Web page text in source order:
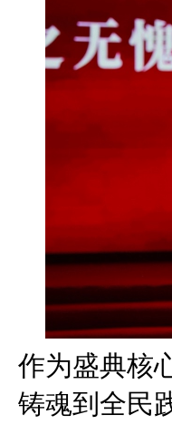
作为盛典核
铸魂到全民